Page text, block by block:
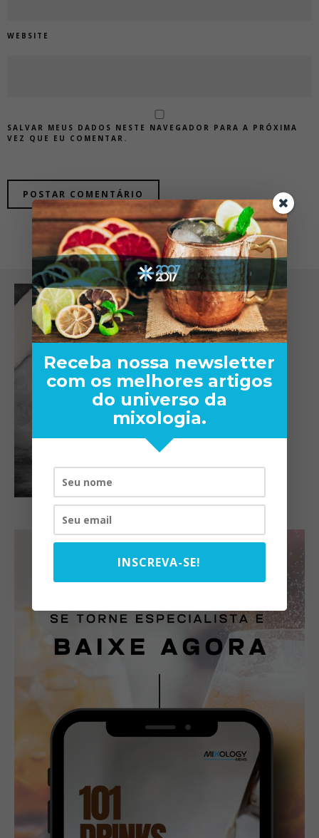
WEBSITE
SALVAR MEUS DADOS NESTE NAVEGADOR PARA A PRÓXIMA
VEZ QUE EU COMENTAR.
Receba nossa newsletter
com os melhores artigos
do universo da
mixologia.
INSCREVA-SE!